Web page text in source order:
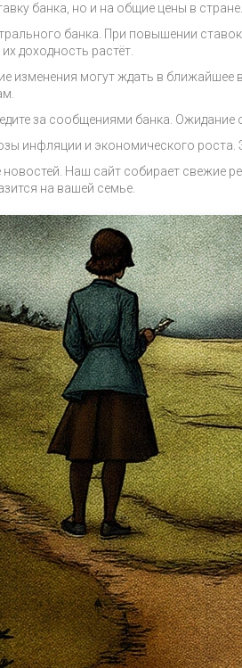
банка, но и на общие цены в стране.
банка. При повышении
доходность растёт.
изменения могут ждать в
за сообщениями банка.
инфляции и экономического
Наш сайт собирает свежие
на вашей семье.